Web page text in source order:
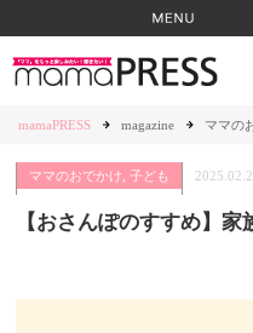
mamaPRESS magazine ママの
ママのおでかけ ,子ども
【おさんぽのすすめ】